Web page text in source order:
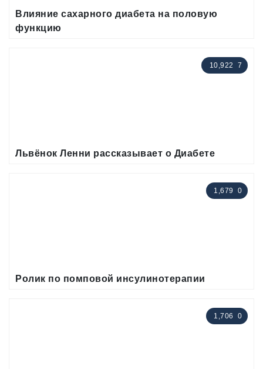
Влияние сахарного диабета на половую
функцию
10,922 7
Львёнок Ленни рассказывает о Диабете
1,679 0
Ролик по помповой инсулинотерапии
1,706 0